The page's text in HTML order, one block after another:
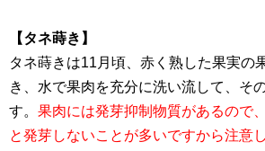
【タネ蒔き】
タネ蒔きは11月頃、赤く熟した果実の
き、水で果肉を充分に洗い流して、そ
す。 果肉には発芽抑制物質があるので
と発芽しないことが多いですから注意し